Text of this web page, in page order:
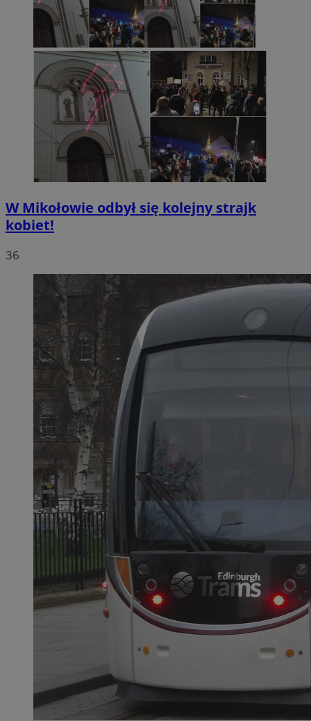
W Mikołowie odbył się kolejny strajk
kobiet!
36